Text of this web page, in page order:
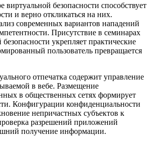
виртуальной безопасности способствует
и верно откликаться на них.
современных вариантов нападений
Присутствие в семинарах
укрепляет практические
пользователь превращается
отпечатка содержит управление
в вебе. Размещение
в общественных сетях формирует
Конфигурации конфиденциальности
непричастных субъектов к
разрешений приложений
получение информации.